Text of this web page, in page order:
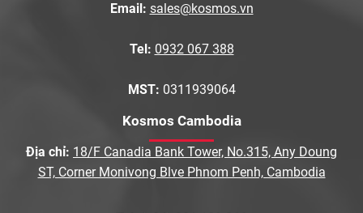
Email: sales@kosmos.vn
Tel: 0932 067 388
MST: 0311939064
Kosmos Cambodia
Địa chỉ: 18/F Canadia Bank Tower, No.315, Any Doung
ST, Corner Monivong Blve Phnom Penh, Cambodia